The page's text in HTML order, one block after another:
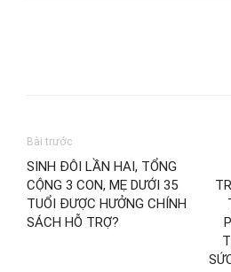
Bài trước
SINH ĐÔI LẦN HAI, TỔNG
CỘNG 3 CON, MẸ DƯỚI 35
TUỔI ĐƯỢC HƯỞNG CHÍNH
SÁCH HỖ TRỢ?